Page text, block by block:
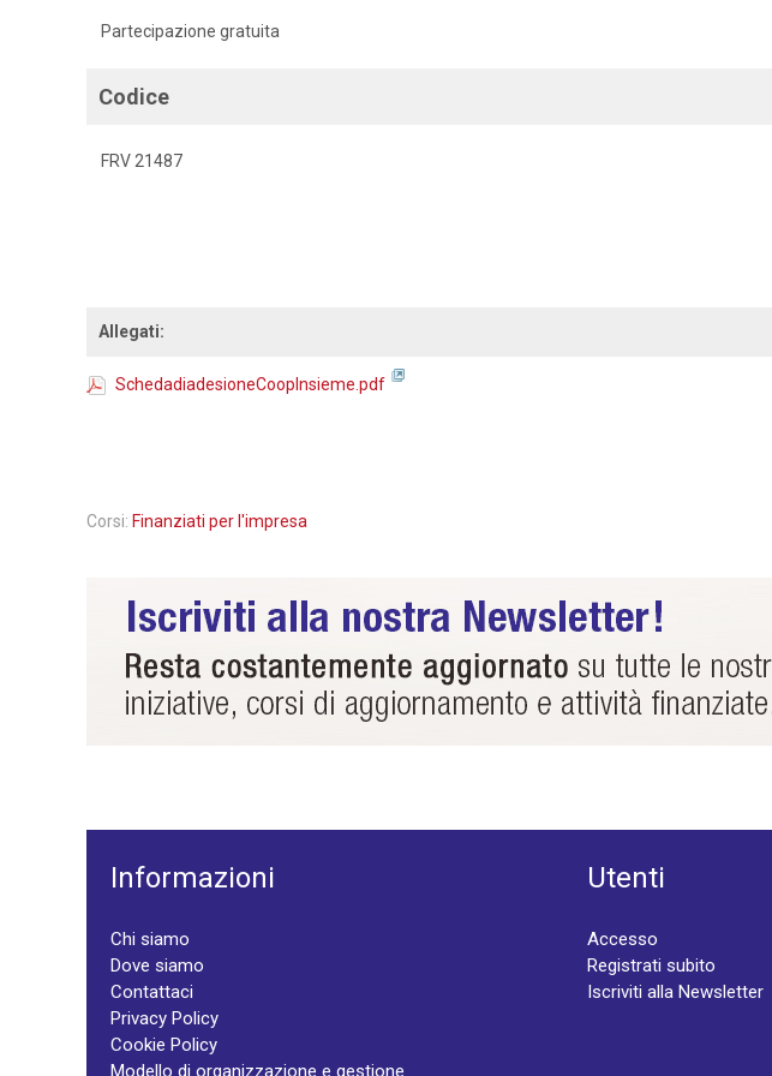
Partecipazione gratuita
Codice
FRV 21487
Allegati:
SchedadiadesioneCoopInsieme.pdf
Corsi: Finanziati per l'impresa
Informazioni
Chi siamo
Dove siamo
Contattaci
Privacy Policy
Cookie Policy
Modello di organizzazione e gestione
Utenti
Accesso
Registrati subito
Iscriviti alla Newsletter